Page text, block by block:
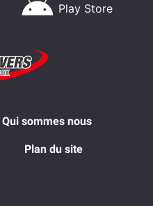
Play Store
Qui sommes nous
Plan du site